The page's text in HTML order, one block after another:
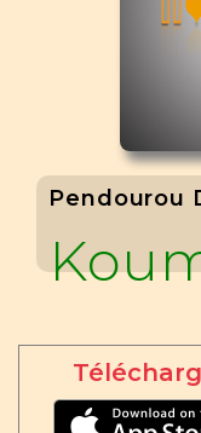
Pendourou